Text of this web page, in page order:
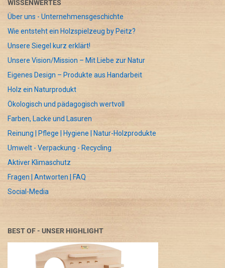
WISSENWERTES
Über uns - Unternehmensgeschichte
Wie entsteht ein Holzspielzeug by Peitz?
Unsere Siegel kurz erklärt!
Unsere Vision/Mission – Mit Liebe zur Natur
Eigenes Design – Produkte aus Handarbeit
Holz ein Naturprodukt
Ökologisch und pädagogisch wertvoll
Farben, Lacke und Lasuren
Reinung | Pflege | Hygiene | Natur-Holzprodukte
Umwelt - Verpackung - Recycling
Aktiver Klimaschutz
Fragen | Antworten | FAQ
Social-Media
BEST OF - UNSER HIGHLIGHT